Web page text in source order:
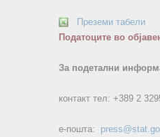
Преземи табели
Податоците во
За подетални
контакт тел: +389 2
е-пошта: